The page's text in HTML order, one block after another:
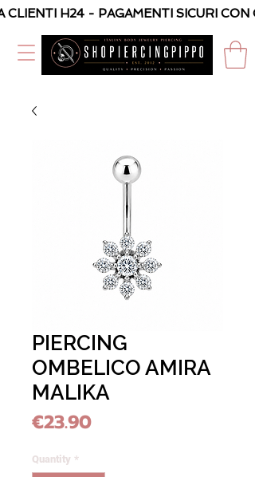
H24 - PAGAMENTI SICURI
PIERCING
OMBELICO AMIRA
MALIKA
€23.90Price
Quantity *